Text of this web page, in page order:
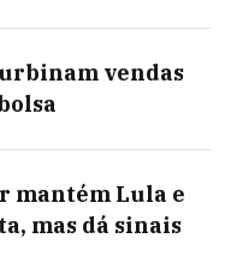
vendas
mantém Lula e
mas dá sinais